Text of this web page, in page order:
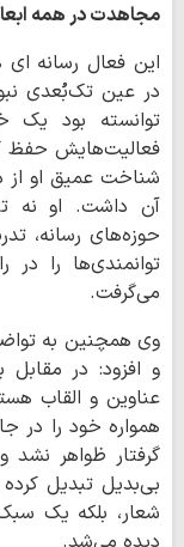
مجاهدت در همه
این فعال رسانه ای
در عین تک‌بُعدی
توانسته بود
فعالیت‌هایش حفظ
شناخت عمیق او از
آن داشت. او نه
حوزه‌های رسانه،
توانمندی‌ها را در
می‌گرفت.
وی همچنین به
و افزود: در مقابل
عناوین و القاب
همواره خود را در
گرفتار ظواهر نشد
بی‌بدیل تبدیل
شعار، بلکه یک